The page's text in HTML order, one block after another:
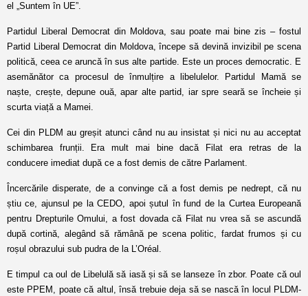
el „Suntem în UE”.
Partidul Liberal Democrat din Moldova, sau poate mai bine zis – fostul
Partid Liberal Democrat din Moldova, începe să devină invizibil pe scena
politică, ceea ce aruncă în sus alte partide. Este un proces democratic. E
asemănător ca procesul de înmulțire a libelulelor. Partidul Mamă se
naște, crește, depune ouă, apar alte partid, iar spre seară se încheie și
scurta viață a Mamei.
Cei din PLDM au greșit atunci când nu au insistat și nici nu au acceptat
schimbarea frunții. Era mult mai bine dacă Filat era retras de la
conducere imediat după ce a fost demis de către Parlament.
Încercările disperate, de a convinge că a fost demis pe nedrept, că nu
știu ce, ajunsul pe la CEDO, apoi șutul în fund de la Curtea Europeană
pentru Drepturile Omului, a fost dovada că Filat nu vrea să se ascundă
după cortină, alegând să rămână pe scena politic, fardat frumos și cu
roșul obrazului sub pudra de la L’Oréal.
E timpul ca oul de Libelulă să iasă și să se lanseze în zbor. Poate că oul
este PPEM, poate că altul, însă trebuie deja să se nască în locul PLDM-